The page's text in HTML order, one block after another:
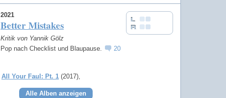
2021
Better Mistakes
Kritik von Yannik Gölz
Pop nach Checklist und Blaupause.
20
All Your Faul: Pt. 1 (2017)
Alle Alben anzeigen